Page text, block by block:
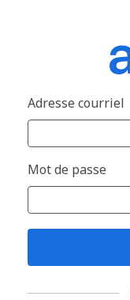
Adresse courriel
Mot de passe